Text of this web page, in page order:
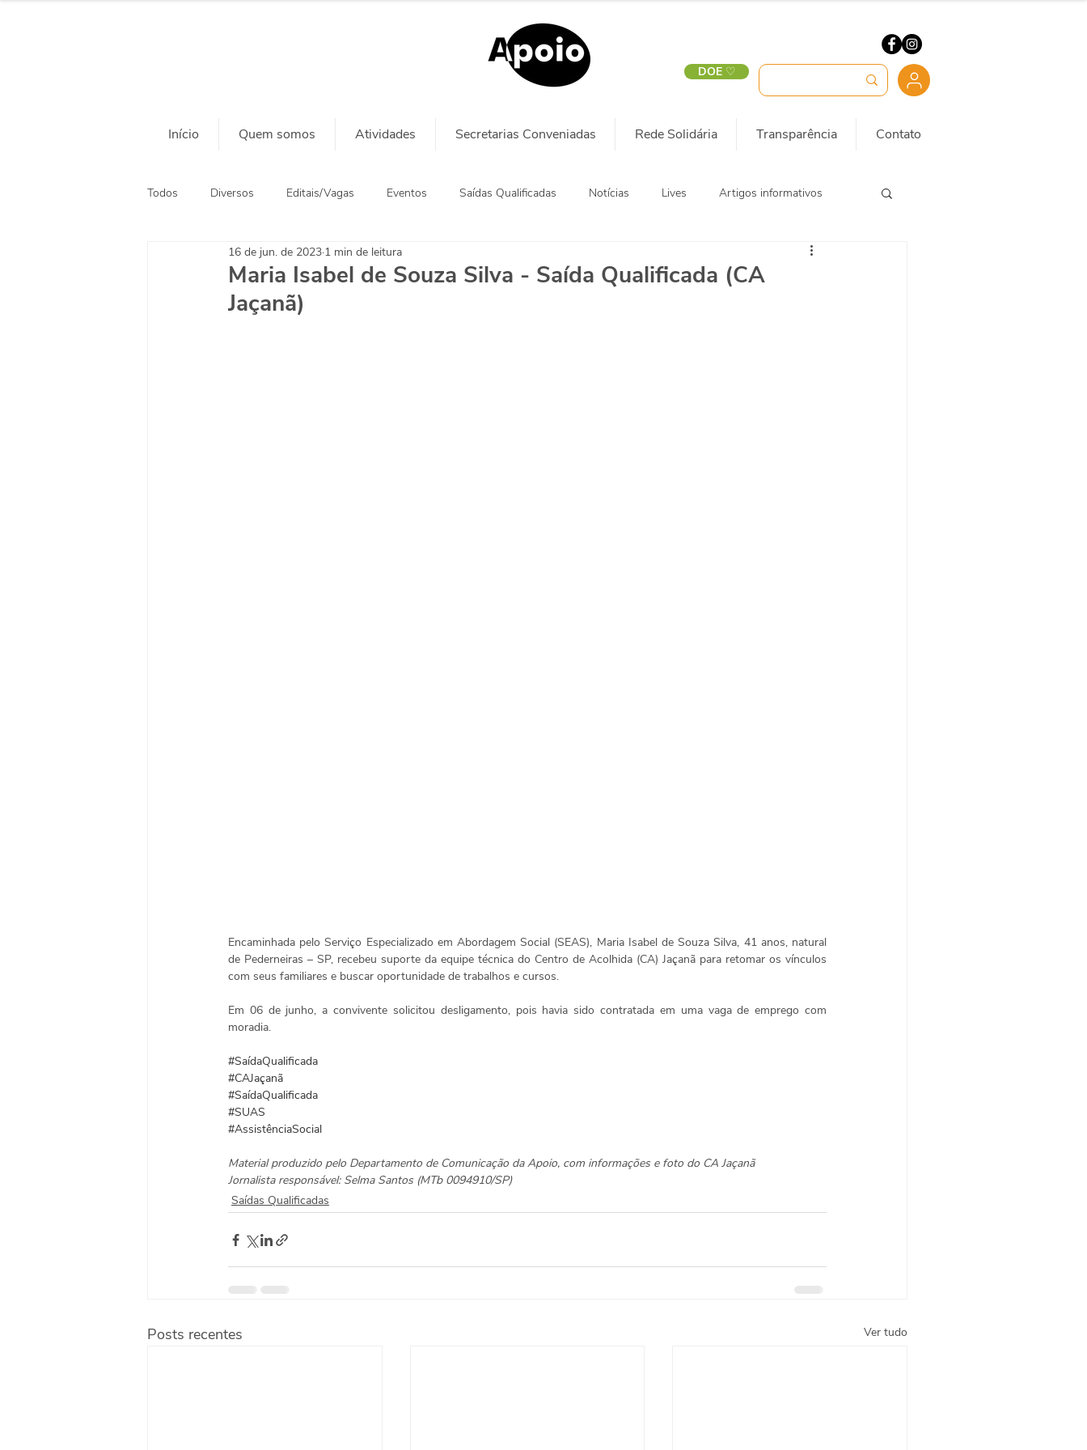
DOE ♡
Início Quem somos Atividades Secretarias Conveniadas Rede Solidária Transparência Contato
Todos Diversos Editais/Vagas Eventos Saídas Qualificadas Notícias Lives Artigos informativos
Ação Social Habitação
Maria Isabel de Souza Silva - Saída Qualificada (CA
Jaçanã)
16 de jun. de 2023 1 min de leitura
Encaminhada pelo Serviço Especializado em Abordagem Social (SEAS), Maria Isabel de Souza Silva, 41 anos, natural
de Pederneiras – SP, recebeu suporte da equipe técnica do Centro de Acolhida (CA) Jaçanã para retomar os vínculos
com seus familiares e buscar oportunidade de trabalhos e cursos.
Em 06 de junho, a convivente solicitou desligamento, pois havia sido contratada em uma vaga de emprego com
moradia.
#SaídaQualificada
#CAJaçanã
#SaídaQualificada
#SUAS
#AssistênciaSocial
Material produzido pelo Departamento de Comunicação da Apoio, com informações e foto do CA Jaçanã
Jornalista responsável: Selma Santos (MTb 0094910/SP)
Saídas Qualificadas
Posts recentes Ver tudo